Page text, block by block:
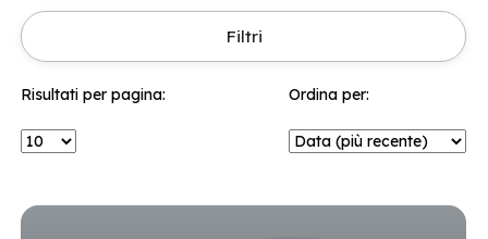
Filtri
Risultati per pagina: Ordina per: